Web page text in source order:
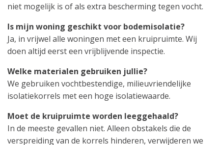
niet mogelijk is of als extra bescherming tegen vocht.
Is mijn woning geschikt voor bodemisolatie?
Ja, in vrijwel alle woningen met een kruipruimte. Wij
doen altijd eerst een vrijblijvende inspectie.
Welke materialen gebruiken jullie?
We gebruiken vochtbestendige, milieuvriendelijke
isolatiekorrels met een hoge isolatiewaarde.
Moet de kruipruimte worden leeggehaald?
In de meeste gevallen niet. Alleen obstakels die de
verspreiding van de korrels hinderen, verwijderen we